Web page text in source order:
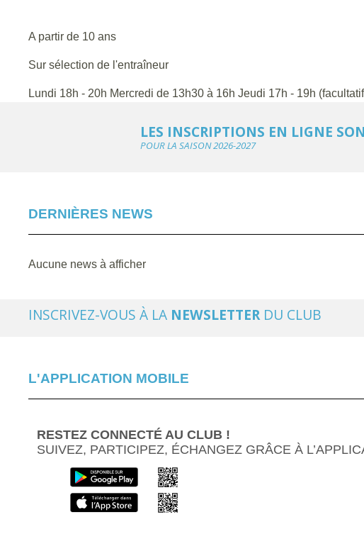
A partir de 10 ans
Sur sélection de l'entraîneur
Lundi 18h - 20h Mercredi de 13h30 à 16h Jeudi 17h - 19h
LES INSCRIPTIONS EN LIGNE
POUR LA SAISON 2026-2027
DERNIÈRES NEWS
Aucune news à afficher
INSCRIVEZ-VOUS À LA NEWSLETTERDU CLUB
L'APPLICATION MOBILE
RESTEZ CONNECTÉ AU CLUB !
SUIVEZ, PARTICIPEZ, ÉCHANGEZ GRÂCE À